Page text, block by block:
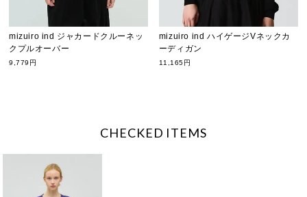
mizuiro ind ジャカードクルーネッ
クプルオーバー
9,779円
mizuiro ind ハイゲージVネックカ
ーディガン
11,165円
CHECKED ITEMS